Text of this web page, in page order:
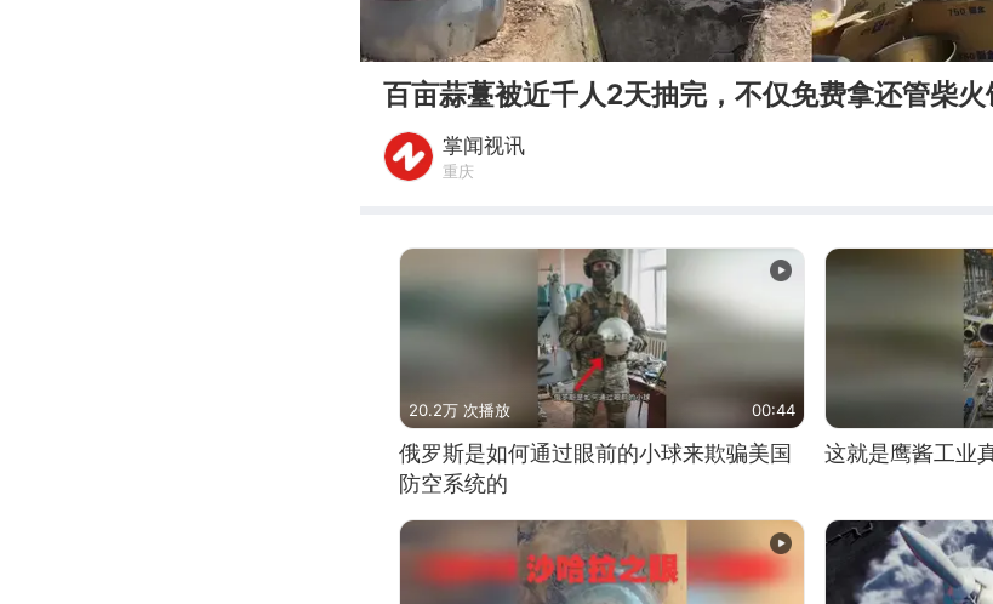
00:00
百亩蒜薹被近千人2天抽完，不仅免费拿还管柴
掌闻视讯
重庆
20.2万 次播放 00:44
俄罗斯是如何通过眼前的小球来欺骗美国
防空系统的
这就是鹰酱工业